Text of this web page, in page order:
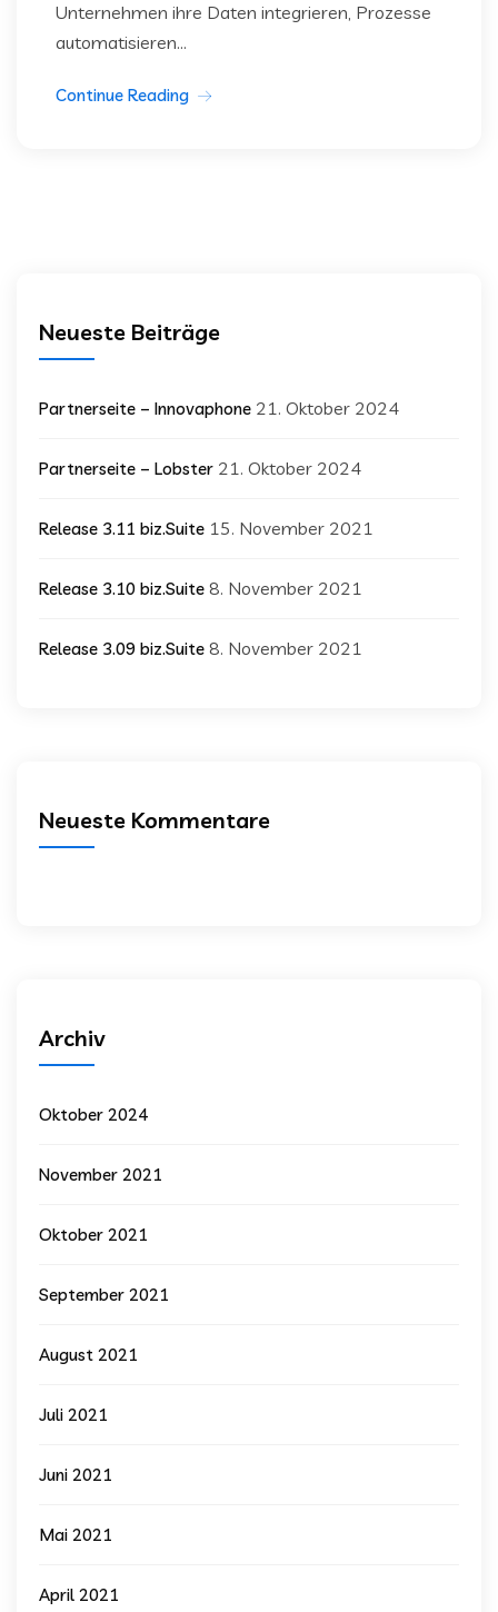
Unternehmen ihre Daten integrieren, Prozesse
automatisieren...
Continue Reading
Neueste Beiträge
Partnerseite – Innovaphone 21. Oktober 2024
Partnerseite – Lobster 21. Oktober 2024
Release 3.11 biz.Suite 15. November 2021
Release 3.10 biz.Suite 8. November 2021
Release 3.09 biz.Suite 8. November 2021
Neueste Kommentare
Archiv
Oktober 2024
November 2021
Oktober 2021
September 2021
August 2021
Juli 2021
Juni 2021
Mai 2021
April 2021